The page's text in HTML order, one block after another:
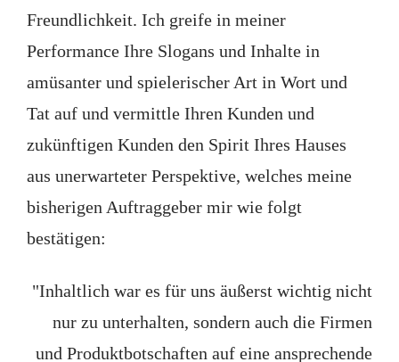
Freundlichkeit. Ich greife in meiner
Performance Ihre Slogans und Inhalte in
amüsanter und spielerischer Art in Wort und
Tat auf und vermittle Ihren Kunden und
zukünftigen Kunden den Spirit Ihres Hauses
aus unerwarteter Perspektive, welches meine
bisherigen Auftraggeber mir wie folgt
bestätigen:
"Inhaltlich war es für uns äußerst wichtig nicht
nur zu unterhalten, sondern auch die Firmen
und Produktbotschaften auf eine ansprechende